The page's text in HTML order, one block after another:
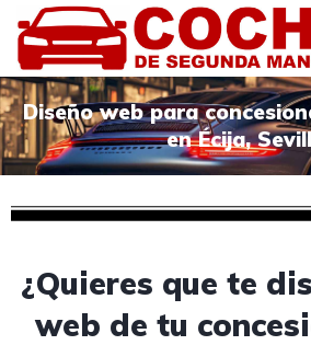
Diseño web para
en Écija,
¿Quieres que te
web de tu